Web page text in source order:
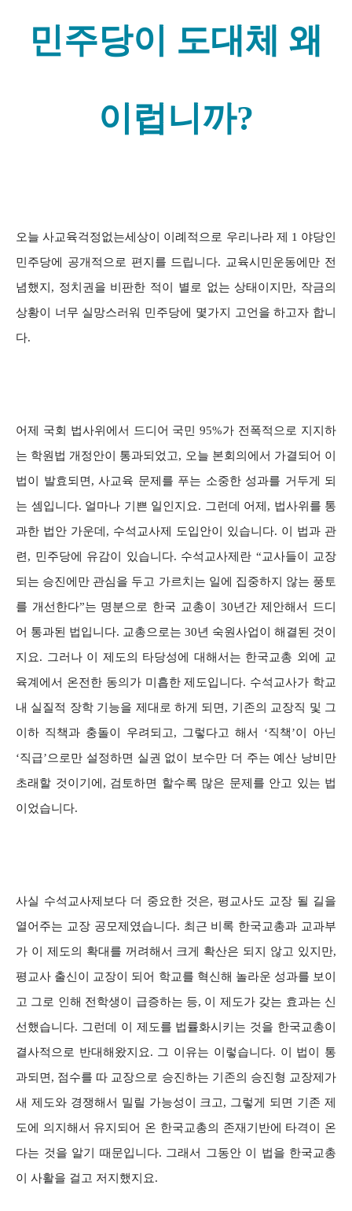
민주당이 도대체 왜
이럽니까?
오늘 사교육걱정없는세상이 이례적으로 우리나라 제 1 야당인
민주당에 공개적으로 편지를 드립니다. 교육시민운동에만 전
념했지, 정치권을 비판한 적이 별로 없는 상태이지만, 작금의
상황이 너무 실망스러워 민주당에 몇가지 고언을 하고자 합니
다.
어제 국회 법사위에서 드디어 국민 95%가 전폭적으로 지지하
는 학원법 개정안이 통과되었고, 오늘 본회의에서 가결되어 이
법이 발효되면, 사교육 문제를 푸는 소중한 성과를 거두게 되
는 셈입니다. 얼마나 기쁜 일인지요. 그런데 어제, 법사위를 통
과한 법안 가운데, 수석교사제 도입안이 있습니다. 이 법과 관
련, 민주당에 유감이 있습니다. 수석교사제란 “교사들이 교장
되는 승진에만 관심을 두고 가르치는 일에 집중하지 않는 풍토
를 개선한다”는 명분으로 한국 교총이 30년간 제안해서 드디
어 통과된 법입니다. 교총으로는 30년 숙원사업이 해결된 것이
지요. 그러나 이 제도의 타당성에 대해서는 한국교총 외에 교
육계에서 온전한 동의가 미흡한 제도입니다. 수석교사가 학교
내 실질적 장학 기능을 제대로 하게 되면, 기존의 교장직 및 그
이하 직책과 충돌이 우려되고, 그렇다고 해서 ‘직책’이 아닌
‘직급’으로만 설정하면 실권 없이 보수만 더 주는 예산 낭비만
초래할 것이기에, 검토하면 할수록 많은 문제를 안고 있는 법
이었습니다.
사실 수석교사제보다 더 중요한 것은, 평교사도 교장 될 길을
열어주는 교장 공모제였습니다. 최근 비록 한국교총과 교과부
가 이 제도의 확대를 꺼려해서 크게 확산은 되지 않고 있지만,
평교사 출신이 교장이 되어 학교를 혁신해 놀라운 성과를 보이
고 그로 인해 전학생이 급증하는 등, 이 제도가 갖는 효과는 신
선했습니다. 그런데 이 제도를 법률화시키는 것을 한국교총이
결사적으로 반대해왔지요. 그 이유는 이렇습니다. 이 법이 통
과되면, 점수를 따 교장으로 승진하는 기존의 승진형 교장제가
새 제도와 경쟁해서 밀릴 가능성이 크고, 그렇게 되면 기존 제
도에 의지해서 유지되어 온 한국교총의 존재기반에 타격이 온
다는 것을 알기 때문입니다. 그래서 그동안 이 법을 한국교총
이 사활을 걸고 저지했지요.